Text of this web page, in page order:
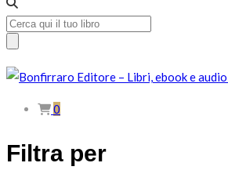
Search
0
Filtra per